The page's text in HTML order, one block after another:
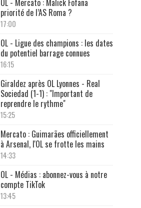
OL - Mercato : Malick Fofana
priorité de l’AS Roma ?
17:00
OL - Ligue des champions : les dates
du potentiel barrage connues
16:15
Giraldez après OL Lyonnes - Real
Sociedad (1-1) : "Important de
reprendre le rythme"
15:25
Mercato : Guimarães officiellement
à Arsenal, l'OL se frotte les mains
14:33
OL - Médias : abonnez-vous à notre
compte TikTok
13:45